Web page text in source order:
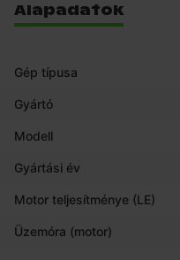
Alapadatok
Gép típusa
Gyártó
Modell
Gyártási év
Motor teljesítménye (LE)
Üzemóra (motor)